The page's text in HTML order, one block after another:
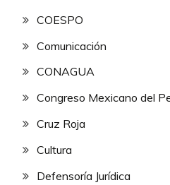
COESPO
Comunicación
CONAGUA
Congreso Mexicano del
Cruz Roja
Cultura
Defensoría Jurídica